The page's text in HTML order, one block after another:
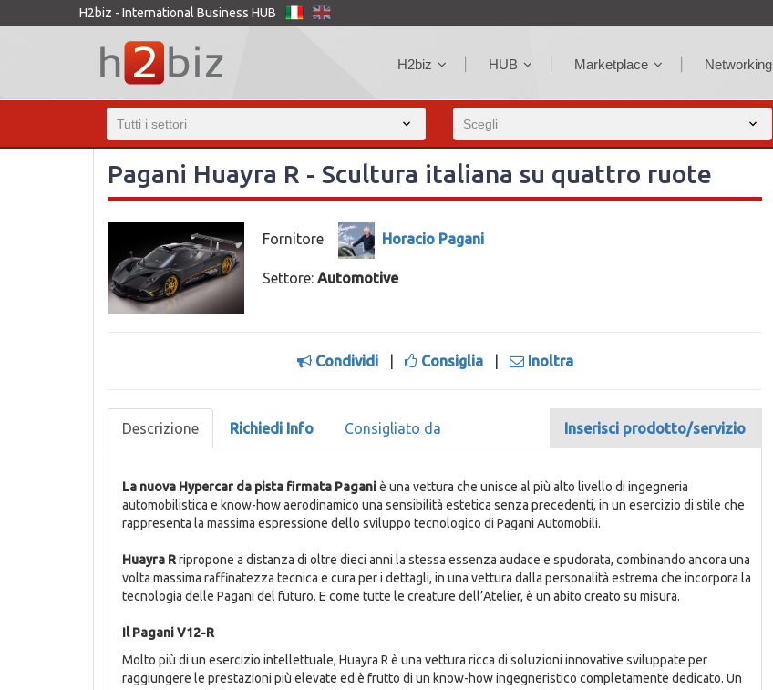
H2biz - International Business HUB
H2biz HUB Marketplace Networking
Pagani Huayra R - Scultura italiana su quattro ruote
Fornitore Horacio Pagani
Settore: Automotive
Condividi| Consiglia Inoltra
Descrizione Richiedi Info Consigliato da Inserisci prodotto/servizio
La nuova Hypercar da pista firmata Paganiè una vettura che unisce al più alto livello di ingegneria
automobilistica e know-how aerodinamico una sensibilità estetica senza precedenti, in un esercizio di stile che
rappresenta la massima espressione dello sviluppo tecnologico di Pagani Automobili.
Huayra Rripropone a distanza di oltre dieci anni la stessa essenza audace e spudorata, combinando ancora una
volta massima raffinatezza tecnica e cura per i dettagli, in una vettura dalla personalità estrema che incorpora la
tecnologia delle Pagani del futuro. E come tutte le creature dell’Atelier, è un abito creato su misura.
Il Pagani V12-R
Molto più di un esercizio intellettuale, Huayra R è una vettura ricca di soluzioni innovative sviluppate per
raggiungere le prestazioni più elevate ed è frutto di un know-how ingegneristico completamente dedicato. Un